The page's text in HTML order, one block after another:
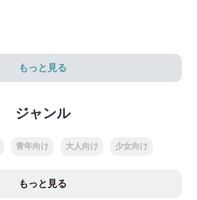
もっと見る
ジャンル
青年向け 大人向け 少女向け
もっと見る